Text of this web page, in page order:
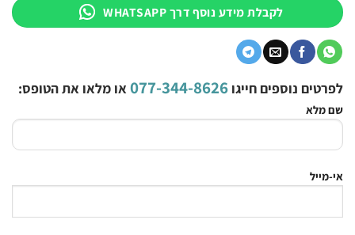
לקבלת מידע נוסף דרך WHATSAPP
לפרטים נוספים חייגו 077-344-8626 או מלאו את הטופס:
שם מלא
אי-מייל